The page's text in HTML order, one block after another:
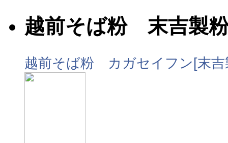
越前そば粉 末吉製
越前そば粉 カガセイフン[末吉